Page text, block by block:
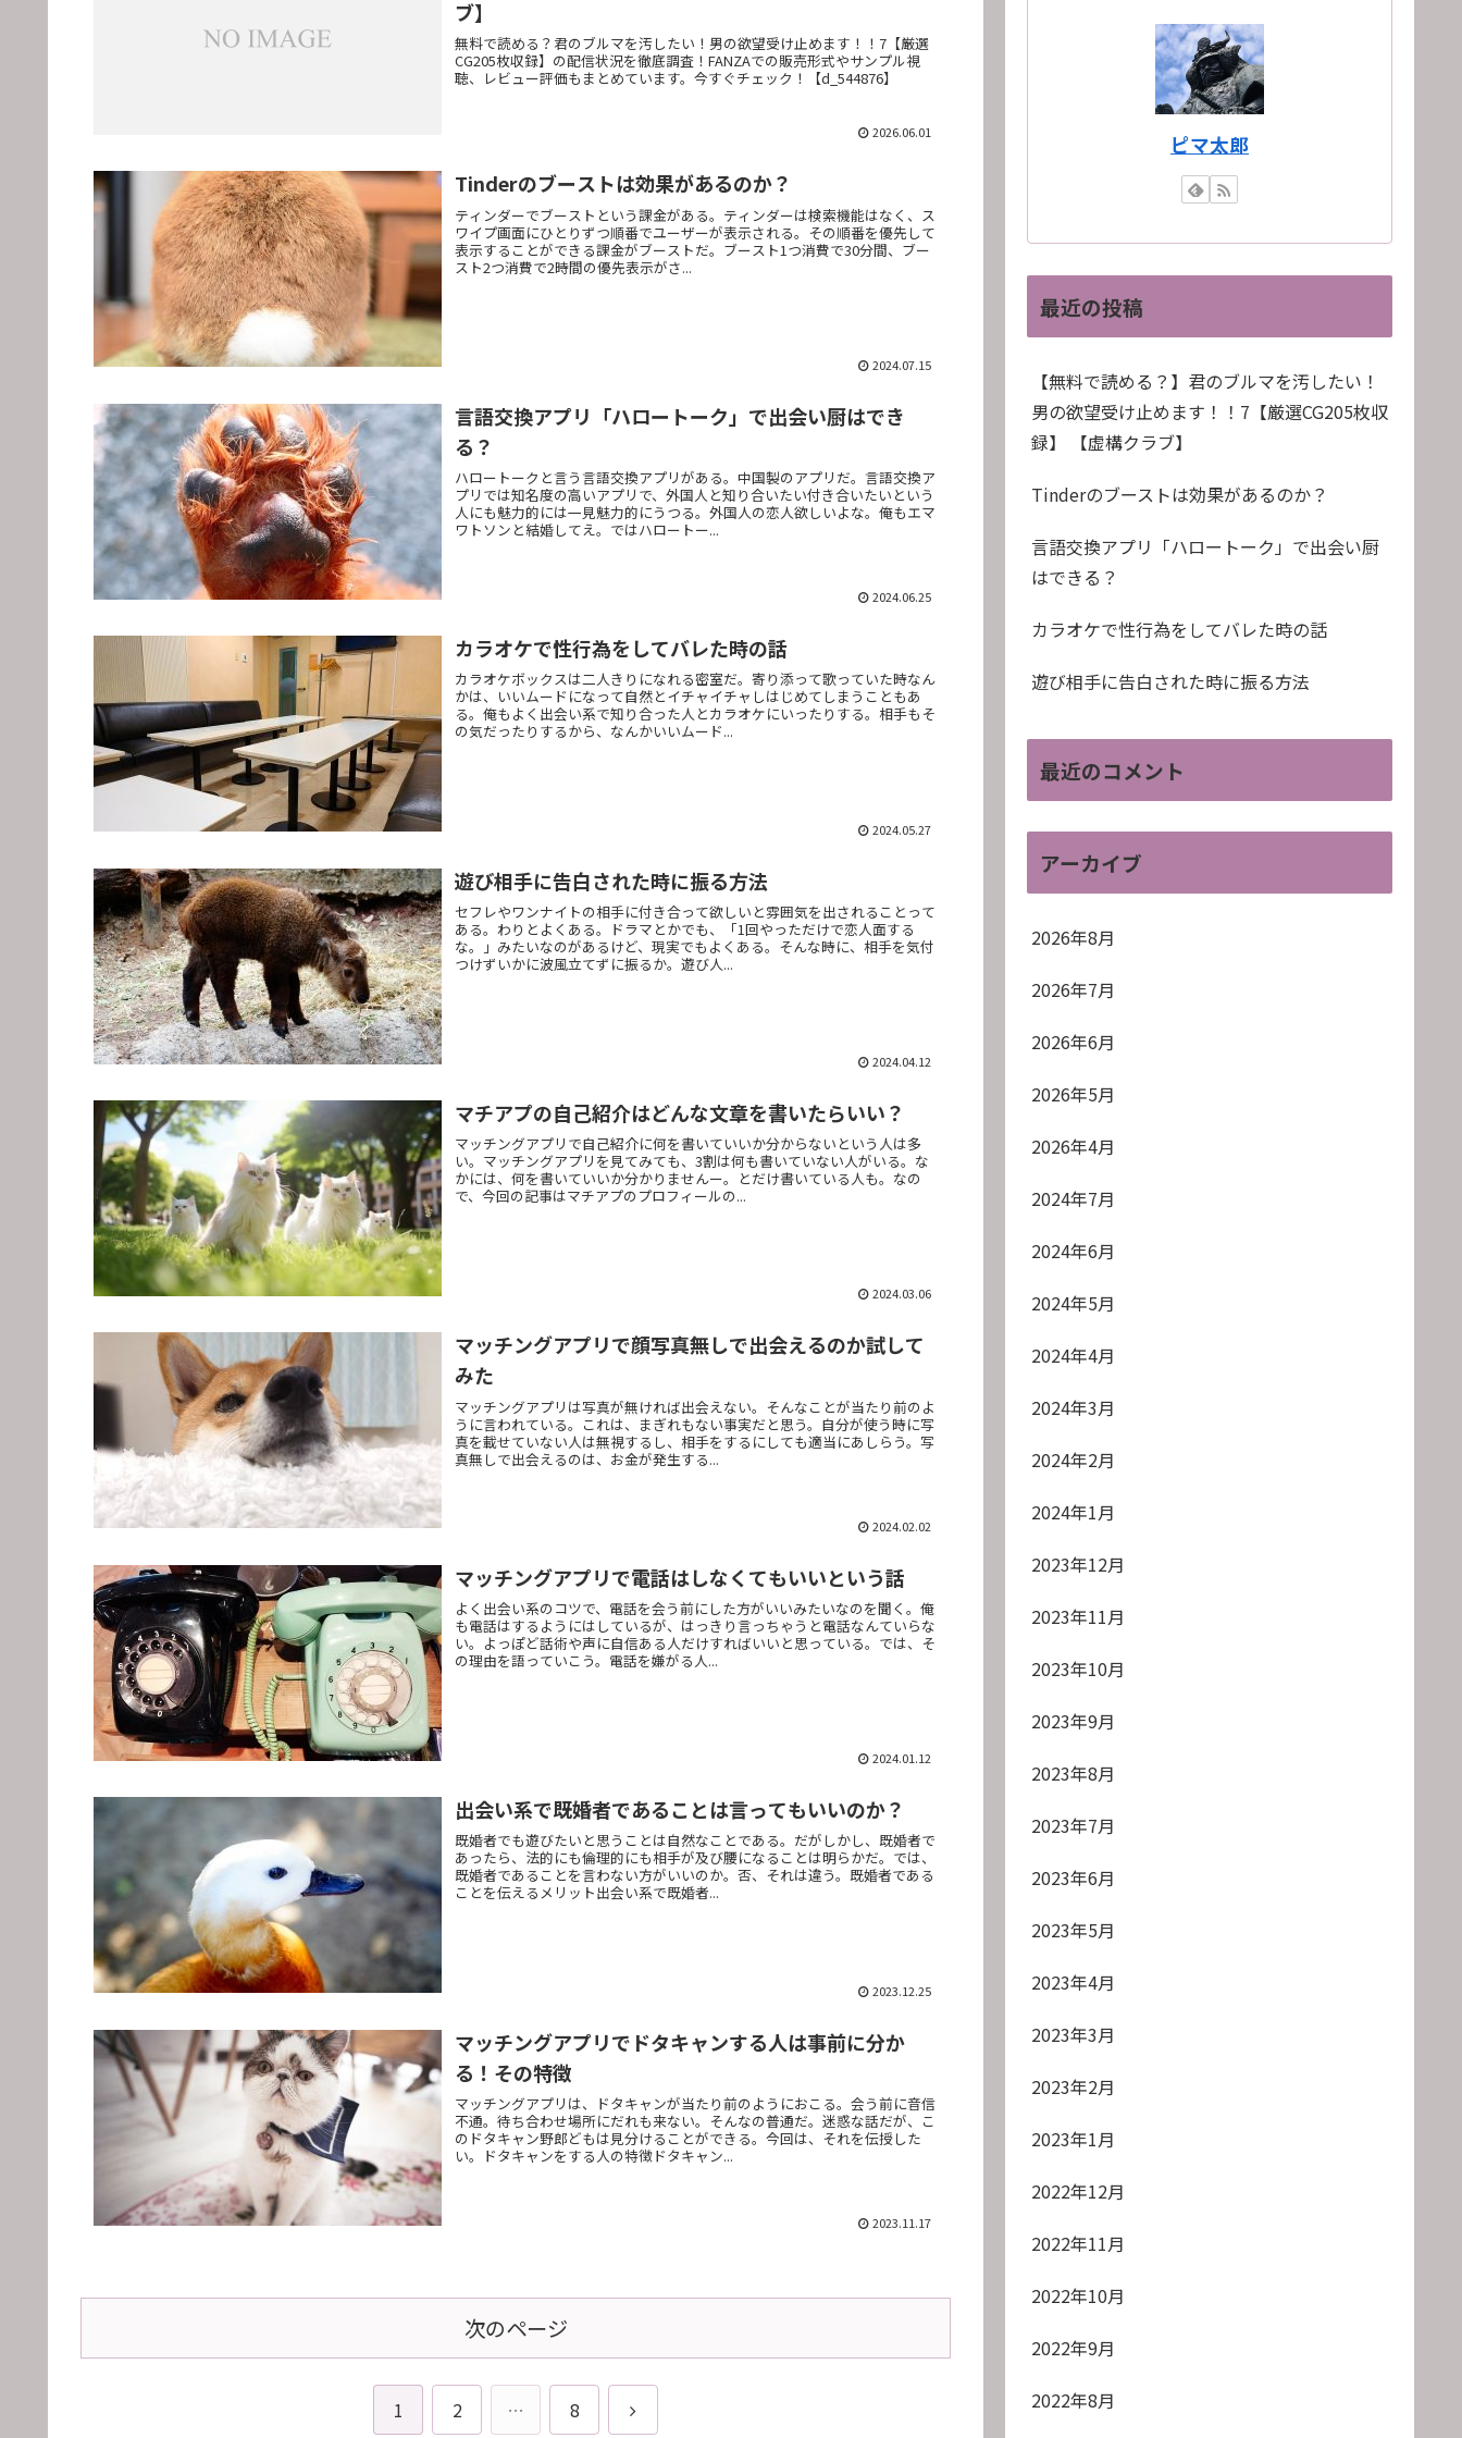
ブ】
無料で読める？君のブルマを汚したい！男の欲望受け止めます！！7【厳選
CG205枚収録】の配信状況を徹底調査！FANZAでの販売形式やサンプル視
聴、レビュー評価もまとめています。今すぐチェック！【d_544876】
2026.06.01
Tinderのブーストは効果があるのか？
ティンダーでブーストという課金がある。ティンダーは検索機能はなく、ス
ワイプ画面にひとりずつ順番でユーザーが表示される。その順番を優先して
表示することができる課金がブーストだ。ブースト1つ消費で30分間、ブー
スト2つ消費で2時間の優先表示がさ...
2024.07.15
言語交換アプリ「ハロートーク」で出会い厨はでき
る？
ハロートークと言う言語交換アプリがある。中国製のアプリだ。言語交換ア
プリでは知名度の高いアプリで、外国人と知り合いたい付き合いたいという
人にも魅力的には一見魅力的にうつる。外国人の恋人欲しいよな。俺もエマ
ワトソンと結婚してえ。ではハロートー...
2024.06.25
カラオケで性行為をしてバレた時の話
カラオケボックスは二人きりになれる密室だ。寄り添って歌っていた時なん
かは、いいムードになって自然とイチャイチャしはじめてしまうこともあ
る。俺もよく出会い系で知り合った人とカラオケにいったりする。相手もそ
の気だったりするから、なんかいいムード...
2024.05.27
遊び相手に告白された時に振る方法
セフレやワンナイトの相手に付き合って欲しいと雰囲気を出されることって
ある。わりとよくある。ドラマとかでも、「1回やっただけで恋人面する
な。」みたいなのがあるけど、現実でもよくある。そんな時に、相手を気付
つけずいかに波風立てずに振るか。遊び人...
2024.04.12
マチアプの自己紹介はどんな文章を書いたらいい？
マッチングアプリで自己紹介に何を書いていいか分からないという人は多
い。マッチングアプリを見てみても、3割は何も書いていない人がいる。な
かには、何を書いていいか分かりませんー。とだけ書いている人も。なの
で、今回の記事はマチアプのプロフィールの...
2024.03.06
マッチングアプリで顔写真無しで出会えるのか試して
みた
マッチングアプリは写真が無ければ出会えない。そんなことが当たり前のよ
うに言われている。これは、まぎれもない事実だと思う。自分が使う時に写
真を載せていない人は無視するし、相手をするにしても適当にあしらう。写
真無しで出会えるのは、お金が発生する...
2024.02.02
マッチングアプリで電話はしなくてもいいという話
よく出会い系のコツで、電話を会う前にした方がいいみたいなのを聞く。俺
も電話はするようにはしているが、はっきり言っちゃうと電話なんていらな
い。よっぽど話術や声に自信ある人だけすればいいと思っている。では、そ
の理由を語っていこう。電話を嫌がる人...
2024.01.12
出会い系で既婚者であることは言ってもいいのか？
既婚者でも遊びたいと思うことは自然なことである。だがしかし、既婚者で
あったら、法的にも倫理的にも相手が及び腰になることは明らかだ。では、
既婚者であることを言わない方がいいのか。否、それは違う。既婚者である
ことを伝えるメリット出会い系で既婚者...
2023.12.25
マッチングアプリでドタキャンする人は事前に分か
る！その特徴
マッチングアプリは、ドタキャンが当たり前のようにおこる。会う前に音信
不通。待ち合わせ場所にだれも来ない。そんなの普通だ。迷惑な話だが、こ
のドタキャン野郎どもは見分けることができる。今回は、それを伝授した
い。ドタキャンをする人の特徴ドタキャン...
2023.11.17
次のページ
1 2 … 8 次
ピマ太郎
最近の投稿
【無料で読める？】君のブルマを汚したい！
男の欲望受け止めます！！7【厳選CG205枚収
録】 【虚構クラブ】
Tinderのブーストは効果があるのか？
言語交換アプリ「ハロートーク」で出会い厨
はできる？
カラオケで性行為をしてバレた時の話
遊び相手に告白された時に振る方法
最近のコメント
アーカイブ
2026年8月
2026年7月
2026年6月
2026年5月
2026年4月
2024年7月
2024年6月
2024年5月
2024年4月
2024年3月
2024年2月
2024年1月
2023年12月
2023年11月
2023年10月
2023年9月
2023年8月
2023年7月
2023年6月
2023年5月
2023年4月
2023年3月
2023年2月
2023年1月
2022年12月
2022年11月
2022年10月
2022年9月
2022年8月